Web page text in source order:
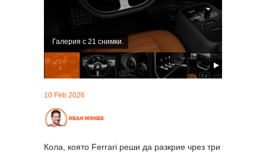
Галерия с 21 снимки.
10 Feb 2026
Кола, която Ferrari реши да разкрие чрез три